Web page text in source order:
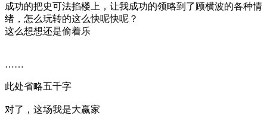
成功的把史可法掐楼上，让我成功的领略到了顾横波的各种情
绪，怎么玩转的这么快呢快呢？
这么想想还是偷着乐
……
此处省略五千字
对了，这场我是大赢家